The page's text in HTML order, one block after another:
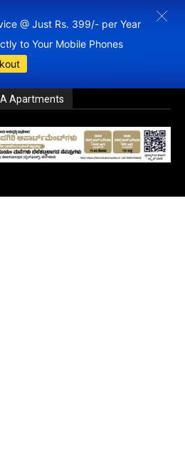
@ Just Rs. 399/- per Year
to Your Mobile Phones
Apartments